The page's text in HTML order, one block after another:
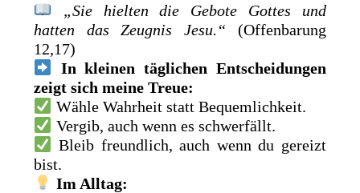
„Sie hielten die Gebote Gottes und
hatten das Zeugnis Jesu.“ (Offenbarung
12,17)
In kleinen täglichen Entscheidungen
zeigt sich meine Treue:
Wähle Wahrheit statt Bequemlichkeit.
Vergib, auch wenn es schwerfällt.
Bleib freundlich, auch wenn du gereizt
bist.
Im Alltag: